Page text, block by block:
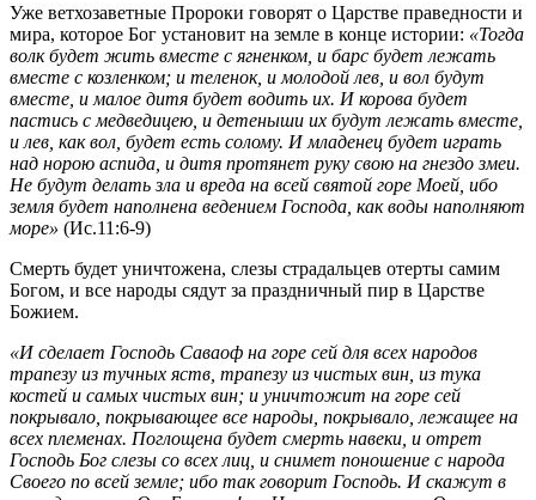
Уже ветхозаветные Пророки говорят о Царстве праведности и
мира, которое Бог установит на земле в конце истории: «Тогда
волк будет жить вместе с ягненком, и барс будет лежать
вместе с козленком; и теленок, и молодой лев, и вол будут
вместе, и малое дитя будет водить их. И корова будет
пастись с медведицею, и детеныши их будут лежать вместе,
и лев, как вол, будет есть солому. И младенец будет играть
над норою аспида, и дитя протянет руку свою на гнездо змеи.
Не будут делать зла и вреда на всей святой горе Моей, ибо
земля будет наполнена ведением Господа, как воды наполняют
море» (Ис.11:6-9)
Смерть будет уничтожена, слезы страдальцев отерты самим
Богом, и все народы сядут за праздничный пир в Царстве
Божием.
«И сделает Господь Саваоф на горе сей для всех народов
трапезу из тучных яств, трапезу из чистых вин, из тука
костей и самых чистых вин; и уничтожит на горе сей
покрывало, покрывающее все народы, покрывало, лежащее на
всех племенах. Поглощена будет смерть навеки, и отрет
Господь Бог слезы со всех лиц, и снимет поношение с народа
Своего по всей земле; ибо так говорит Господь. И скажут в